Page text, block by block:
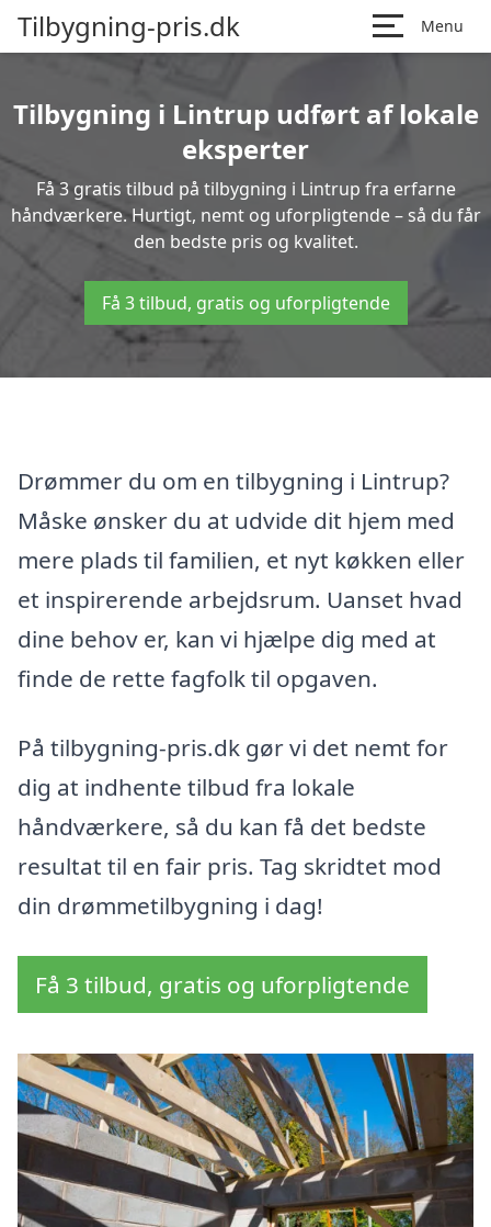
Tilbygning-pris.dk Menu
Tilbygning i Lintrup udført af lokale
eksperter
Få 3 gratis tilbud på tilbygning i Lintrup fra erfarne
håndværkere. Hurtigt, nemt og uforpligtende – så du får
den bedste pris og kvalitet.
Få 3 tilbud, gratis og uforpligtende
Drømmer du om en tilbygning i Lintrup?
Måske ønsker du at udvide dit hjem med
mere plads til familien, et nyt køkken eller
et inspirerende arbejdsrum. Uanset hvad
dine behov er, kan vi hjælpe dig med at
finde de rette fagfolk til opgaven.
På tilbygning-pris.dk gør vi det nemt for
dig at indhente tilbud fra lokale
håndværkere, så du kan få det bedste
resultat til en fair pris. Tag skridtet mod
din drømmetilbygning i dag!
Få 3 tilbud, gratis og uforpligtende